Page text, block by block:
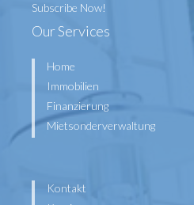
Subscribe Now!
Our Services
Home
Immobilien
Finanzierung
Mietsonderverwaltung
Kontakt